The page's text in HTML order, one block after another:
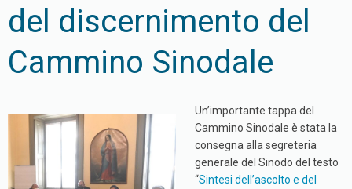
del discernimento del
Cammino Sinodale
Un’importante tappa del
Cammino Sinodale è stata la
consegna alla segreteria
generale del Sinodo del testo
“Sintesi dell’ascolto e del